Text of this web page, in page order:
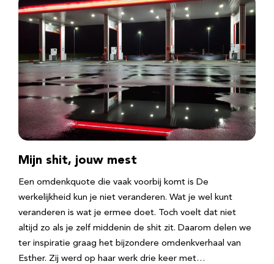
Mijn shit, jouw mest
Een omdenkquote die vaak voorbij komt is De
werkelijkheid kun je niet veranderen. Wat je wel kunt
veranderen is wat je ermee doet. Toch voelt dat niet
altijd zo als je zelf middenin de shit zit. Daarom delen we
ter inspiratie graag het bijzondere omdenkverhaal van
Esther. Zij werd op haar werk drie keer met…